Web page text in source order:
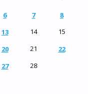
6 7
8
13 14
15
20 21
22
27 28